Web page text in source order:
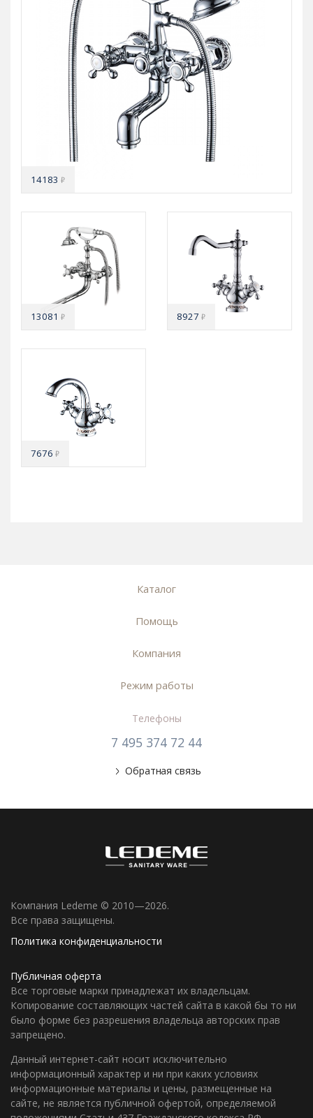
14183₽
13081₽ 8927₽
7676₽
Каталог
Помощь
Компания
Режим работы
Телефоны
7 495 374 72 44
Обратная связь
Компания Ledeme © 2010—2026.
Все права защищены.
Политика конфиденциальности
Публичная оферта
Все торговые марки принадлежат их владельцам.
Копирование составляющих частей сайта в какой бы то ни
было форме без разрешения владельца авторских прав
запрещено.
Данный интернет-сайт носит исключительно
информационный характер и ни при каких условиях
информационные материалы и цены, размещенные на
сайте, не является публичной офертой, определяемой